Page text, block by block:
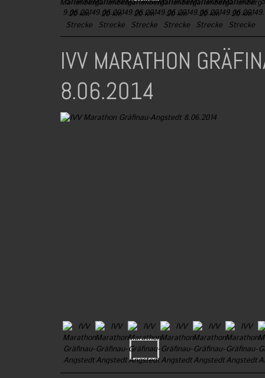
IVV MARATHON
8.06.2014